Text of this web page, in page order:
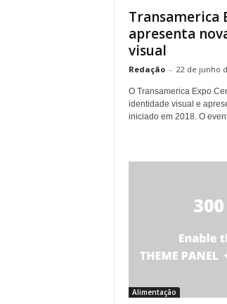
Transamerica
apresenta
visual
Redação - 22 de junho
O Transamerica Expo
identidade visual e
iniciado em 2018. O
Alimentação